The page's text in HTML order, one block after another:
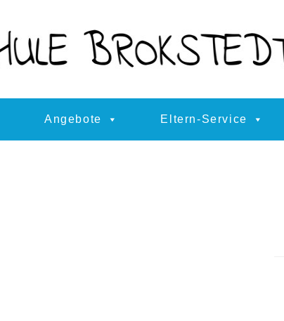
Angebote Eltern-Service